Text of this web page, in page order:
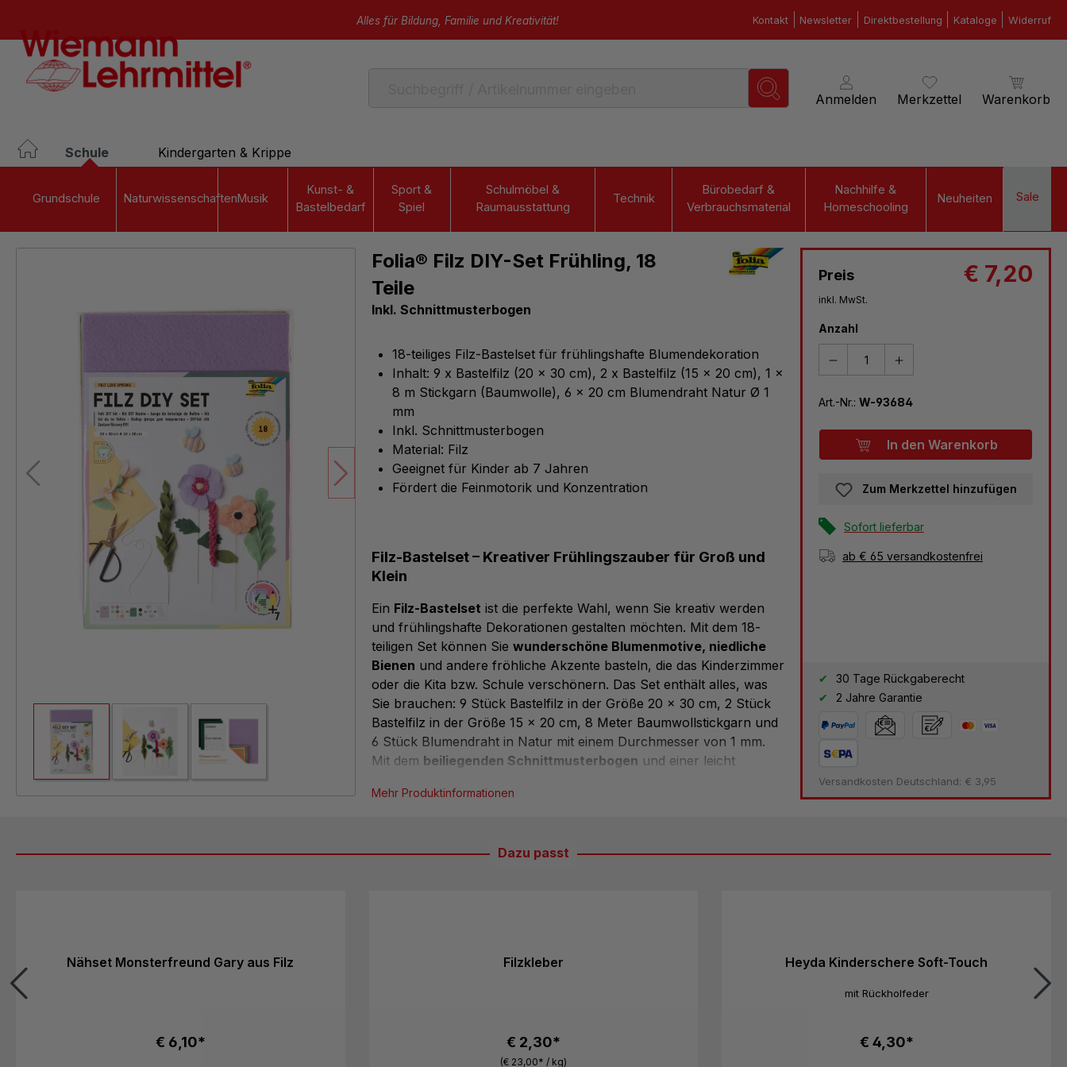
Alles für Bildung, Familie und Kreativität! Kontakt Newsletter Direktbestellung Kataloge Widerruf
Anmelden Merkzettel Warenkorb
Schule Kindergarten & Krippe
Grundschule NaturwissenschaftenMusik
Kunst- &
Bastelbedarf
Sport &
Spiel
Schulmöbel &
Raumausstattung
Technik
Bürobedarf &
Verbrauchsmaterial
Nachhilfe &
Homeschooling
Neuheiten Sale
Preis € 7,20
inkl. MwSt.
Anzahl
Art.-Nr.: W-93684
In den Warenkorb
Zum Merkzettel hinzufügen
Sofort lieferbar
ab € 65 versandkostenfrei
30 Tage Rückgaberecht
2 Jahre Garantie
Versandkosten Deutschland: € 3,95
Folia® Filz DIY-Set Frühling, 18
Teile
Inkl. Schnittmusterbogen
18-teiliges Filz-Bastelset für frühlingshafte Blumendekoration
Inhalt: 9 x Bastelfilz (20 x 30 cm), 2 x Bastelfilz (15 x 20 cm), 1 x
8 m Stickgarn (Baumwolle), 6 x 20 cm Blumendraht Natur Ø 1
mm
Inkl. Schnittmusterbogen
Material: Filz
Geeignet für Kinder ab 7 Jahren
Fördert die Feinmotorik und Konzentration
Filz-Bastelset – Kreativer Frühlingszauber für Groß und
Klein
Ein Filz-Bastelset ist die perfekte Wahl, wenn Sie kreativ werden
und frühlingshafte Dekorationen gestalten möchten. Mit dem 18-
teiligen Set können Sie wunderschöne Blumenmotive, niedliche
Bienen und andere fröhliche Akzente basteln, die das Kinderzimmer
oder die Kita bzw. Schule verschönern. Das Set enthält alles, was
Sie brauchen: 9 Stück Bastelfilz in der Größe 20 x 30 cm, 2 Stück
Bastelfilz in der Größe 15 x 20 cm, 8 Meter Baumwollstickgarn und
6 Stück Blumendraht in Natur mit einem Durchmesser von 1 mm.
Mit dem beiliegenden Schnittmusterbogen und einer leicht
umzusetzen.
auch eine wunderbare Möglichkeit, Kinder ab 7 Jahren in die Welt
Mehr Produktinformationen
Dazu passt
Nähset Monsterfreund Gary aus Filz
€ 6,10*
Filzkleber
€ 2,30*
(€ 23,00* / kg)
Heyda Kinderschere Soft-Touch
mit Rückholfeder
€ 4,30*